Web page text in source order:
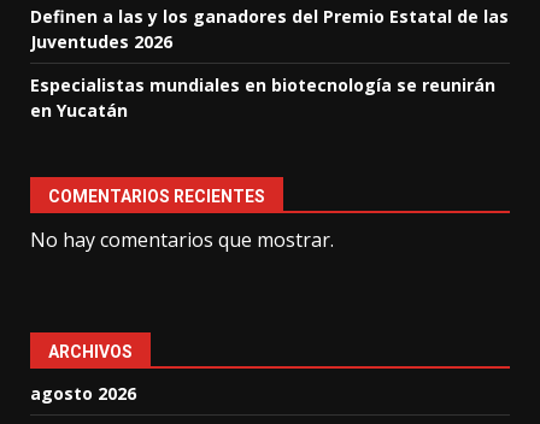
Definen a las y los ganadores del Premio Estatal de las
Juventudes 2026
Especialistas mundiales en biotecnología se reunirán
en Yucatán
COMENTARIOS RECIENTES
No hay comentarios que mostrar.
ARCHIVOS
agosto 2026